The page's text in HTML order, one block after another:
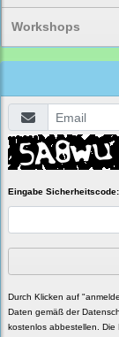
Workshops
Eingabe
Durch Klicken auf
Daten gemäß der
kostenlos abbestellen. Die